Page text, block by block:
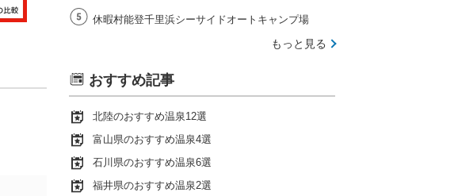
休暇村能登千里浜シーサイドオートキャンプ場
もっと見る
おすすめ記事
北陸のおすすめ温泉12選
富山県のおすすめ温泉4選
石川県のおすすめ温泉6選
福井県のおすすめ温泉2選